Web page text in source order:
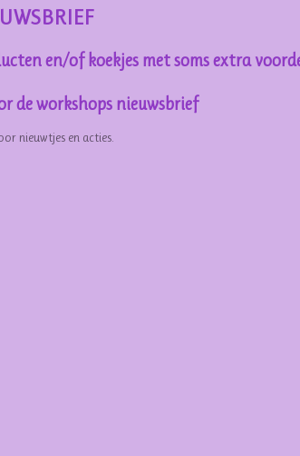
en/of koekjes met soms extra
de workshops nieuwsbrief
nieuwtjes en acties.